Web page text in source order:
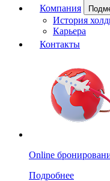
Компания
История
Карьера
Контакты
Online
Подробнее